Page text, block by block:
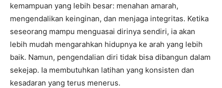
kemampuan yang lebih besar: menahan amarah,
mengendalikan keinginan, dan menjaga integritas. Ketika
seseorang mampu menguasai dirinya sendiri, ia akan
lebih mudah mengarahkan hidupnya ke arah yang lebih
baik. Namun, pengendalian diri tidak bisa dibangun dalam
sekejap. Ia membutuhkan latihan yang konsisten dan
kesadaran yang terus menerus.